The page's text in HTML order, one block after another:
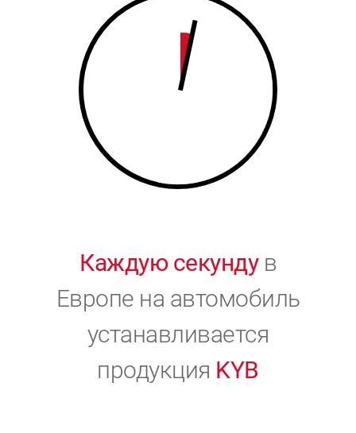
9
0
0
Каждую секундув
Европе на автомобиль
устанавливается
продукция KYB